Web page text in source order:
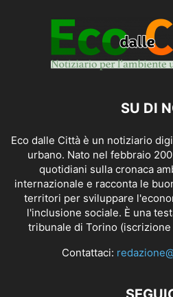
SU DI
Eco dalle Città è un notiziario
urbano. Nato nel febbraio
quotidiani sulla cronaca
internazionale e racconta le
territori per sviluppare
l'inclusione sociale. È una
tribunale di Torino
Contattaci: